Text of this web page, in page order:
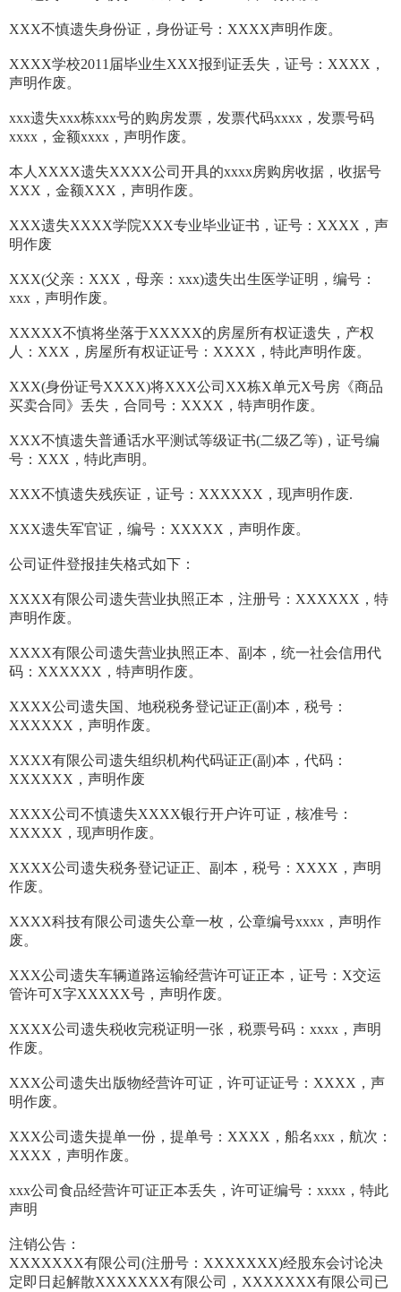
XXX不慎遗失身份证，身份证号：XXXX声明作废。
XXXX学校2011届毕业生XXX报到证丢失，证号：XXXX，
声明作废。
xxx遗失xxx栋xxx号的购房发票，发票代码xxxx，发票号码
xxxx，金额xxxx，声明作废。
本人XXXX遗失XXXX公司开具的xxxx房购房收据，收据号
XXX，金额XXX，声明作废。
XXX遗失XXXX学院XXX专业毕业证书，证号：XXXX，声
明作废
XXX(父亲：XXX，母亲：xxx)遗失出生医学证明，编号：
xxx，声明作废。
XXXXX不慎将坐落于XXXXX的房屋所有权证遗失，产权
人：XXX，房屋所有权证证号：XXXX，特此声明作废。
XXX(身份证号XXXX)将XXX公司XX栋X单元X号房《商品
买卖合同》丢失，合同号：XXXX，特声明作废。
XXX不慎遗失普通话水平测试等级证书(二级乙等)，证号编
号：XXX，特此声明。
XXX不慎遗失残疾证，证号：XXXXXX，现声明作废.
XXX遗失军官证，编号：XXXXX，声明作废。
公司证件登报挂失格式如下：
XXXX有限公司遗失营业执照正本，注册号：XXXXXX，特
声明作废。
XXXX有限公司遗失营业执照正本、副本，统一社会信用代
码：XXXXXX，特声明作废。
XXXX公司遗失国、地税税务登记证正(副)本，税号：
XXXXXX，声明作废。
XXXX有限公司遗失组织机构代码证正(副)本，代码：
XXXXXX，声明作废
XXXX公司不慎遗失XXXX银行开户许可证，核准号：
XXXXX，现声明作废。
XXXX公司遗失税务登记证正、副本，税号：XXXX，声明
作废。
XXXX科技有限公司遗失公章一枚，公章编号xxxx，声明作
废。
XXX公司遗失车辆道路运输经营许可证正本，证号：X交运
管许可X字XXXXX号，声明作废。
XXXX公司遗失税收完税证明一张，税票号码：xxxx，声明
作废。
XXX公司遗失出版物经营许可证，许可证证号：XXXX，声
明作废。
XXX公司遗失提单一份，提单号：XXXX，船名xxx，航次：
XXXX，声明作废。
xxx公司食品经营许可证正本丢失，许可证编号：xxxx，特此
声明
注销公告：
XXXXXXX有限公司(注册号：XXXXXXX)经股东会讨论决
定即日起解散XXXXXXX有限公司，XXXXXXX有限公司已